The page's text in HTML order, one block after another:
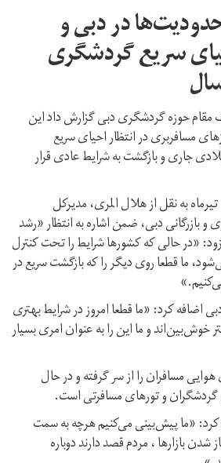
در دبی و
سریع گردشگری
مقام حوزه گردشگری دبی گزارش داد این
مسافربری در انتظار احیای سریع
جاری و بازگشت به شرایط عادی قرار
این نشریه روز چهارشنبه ۱۸ تیرماه به نقل از هلال المری، مدیرکل
و بازرگانی دبی، ضمن اشاره به انتظار «رشد
«در حالی که کشورها شرایط را تحت کنترل
ما قطعا روی دیگر را که بازگشت سریع در
اضافه کرد: «ما قطعا امروز در شرایط بهتری
خوش‌بین‌اند و ما این را به عنوان امری بسیار
مسافران را از سر گرفته و در حال
و تورهای مسافرتی است.
کرد: «ما پیش‌بینی می‌کنیم هرچه به سمت
شدن بازارها ، مردم قصد دارند دوباره